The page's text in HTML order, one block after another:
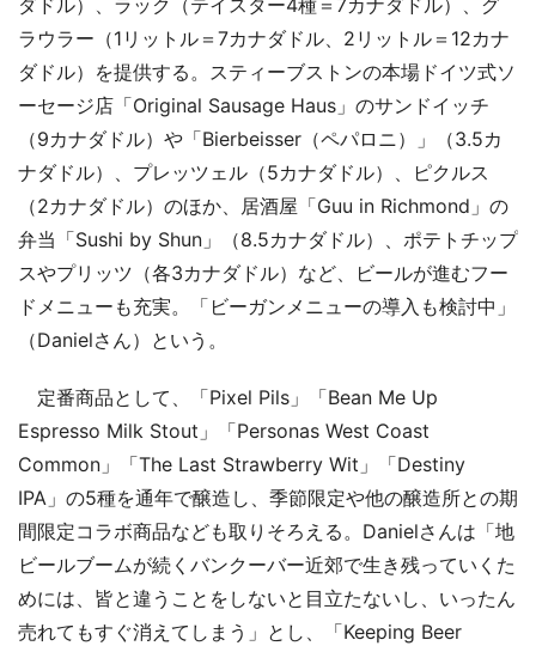
ダドル）、ラック（テイスター4種＝7カナダドル）、グ
ラウラー（1リットル＝7カナダドル、2リットル＝12カナ
ダドル）を提供する。スティーブストンの本場ドイツ式ソ
ーセージ店「Original Sausage Haus」のサンドイッチ
（9カナダドル）や「Bierbeisser（ペパロニ）」（3.5カ
ナダドル）、プレッツェル（5カナダドル）、ピクルス
（2カナダドル）のほか、居酒屋「Guu in Richmond」の
弁当「Sushi by Shun」（8.5カナダドル）、ポテトチップ
スやプリッツ（各3カナダドル）など、ビールが進むフー
ドメニューも充実。「ビーガンメニューの導入も検討中」
（Danielさん）という。
定番商品として、「Pixel Pils」「Bean Me Up
Espresso Milk Stout」「Personas West Coast
Common」「The Last Strawberry Wit」「Destiny
IPA」の5種を通年で醸造し、季節限定や他の醸造所との期
間限定コラボ商品なども取りそろえる。Danielさんは「地
ビールブームが続くバンクーバー近郊で生き残っていくた
めには、皆と違うことをしないと目立たないし、いったん
売れてもすぐ消えてしまう」とし、「Keeping Beer